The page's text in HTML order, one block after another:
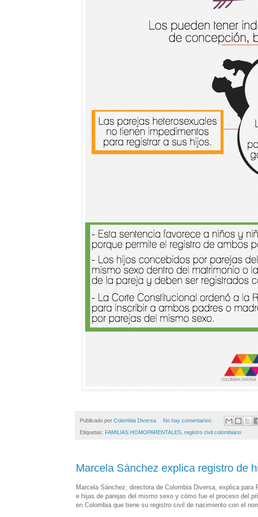
Publicado por Colombia Diversa No hay comentarios:
Etiquetas: FAMILIAS HOMOPARENTALES, registro civil colombiano
Marcela Sánchez explica registro de
Marcela Sánchez, directora de Colombia Diversa, explica
e hijas de parejas del mismo sexo y cómo fue el proceso del
en Colombia que tiene su registro civil de nacimiento con el